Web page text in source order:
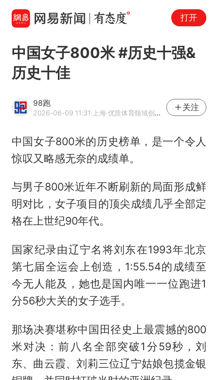
打开
中国女子800米 #历史十强&
历史十佳
98跑
2026-06-09 11:31·上海·优质体育领域创作者
关注
中国女子800米的历史榜单，是一个令人
惊叹又略感无奈的成绩单。
与男子800米近年不断刷新的局面形成鲜
明对比，女子项目的顶尖成绩几乎全部定
格在上世纪90年代。
国家纪录由辽宁名将刘东在1993年北京
第七届全运会上创造，1:55.54的成绩至
今无人能及，她也是国内唯一一位跑进1
分56秒大关的女子选手。
那场决赛堪称中国田径史上最震撼的800
米对决：前八名全部突破1分59秒，刘
东、曲云霞、刘莉三位辽宁姑娘包揽金银